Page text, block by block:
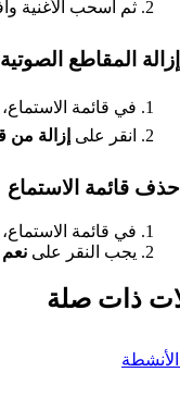
ثم اسحب الأغنية
إزالة المقاطع الصوتية
في قائمة الاستماع،
انقر على إزالة من
حذف قائمة الاستماع
في قائمة الاستماع،
يجب النقر على نعم
ذات صلة